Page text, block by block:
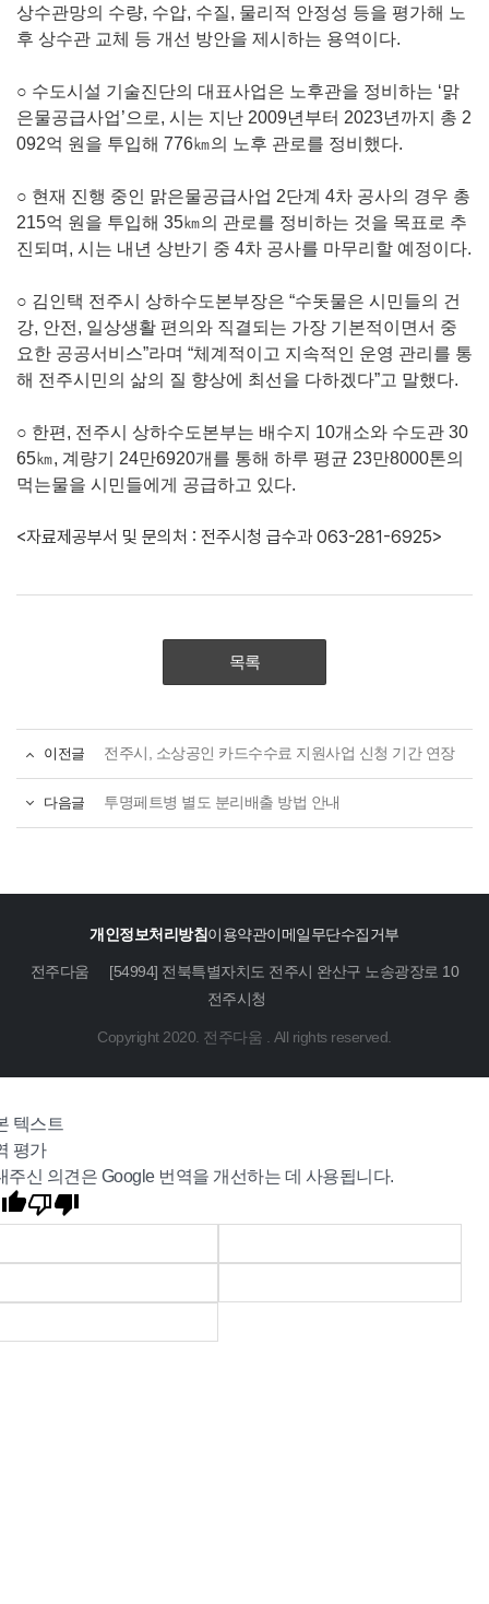
상수관망의 수량, 수압, 수질, 물리적 안정성 등을 평가해 노
후 상수관 교체 등 개선 방안을 제시하는 용역이다.
○ 수도시설 기술진단의 대표사업은 노후관을 정비하는 ‘맑
은물공급사업’으로, 시는 지난 2009년부터 2023년까지 총 2
092억 원을 투입해 776㎞의 노후 관로를 정비했다.
○ 현재 진행 중인 맑은물공급사업 2단계 4차 공사의 경우 총
215억 원을 투입해 35㎞의 관로를 정비하는 것을 목표로 추
진되며, 시는 내년 상반기 중 4차 공사를 마무리할 예정이다.
○ 김인택 전주시 상하수도본부장은 “수돗물은 시민들의 건
강, 안전, 일상생활 편의와 직결되는 가장 기본적이면서 중
요한 공공서비스”라며 “체계적이고 지속적인 운영 관리를 통
해 전주시민의 삶의 질 향상에 최선을 다하겠다”고 말했다.
○ 한편, 전주시 상하수도본부는 배수지 10개소와 수도관 30
65㎞, 계량기 24만6920개를 통해 하루 평균 23만8000톤의
먹는물을 시민들에게 공급하고 있다.
<자료제공부서 및 문의처 : 전주시청 급수과 063-281-6925>
목록
이전글 전주시, 소상공인 카드수수료 지원사업 신청 기간 연장
다음글 투명페트병 별도 분리배출 방법 안내
개인정보처리방침이용약관이메일무단수집거부
전주다움
[54994] 전북특별자치도 전주시 완산구 노송광장로 10
전주시청
Copyright 2020. 전주다움 . All rights reserved.
텍스트
평가
주신 의견은 Google 번역을 개선하는 데 사용됩니다.